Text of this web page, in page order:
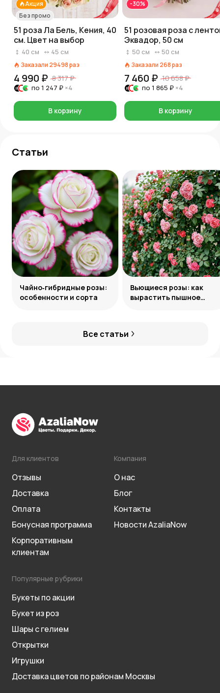
Акция
Без промо
51 роза Ла Бель, Кения, 40
см. Цвет на выбор
40 см 45 см
Заказали 29498раз
4 990 ₽ 8 317 ₽
по 1 247 ₽ ×4
В корзину
-30%
51 розовая роза с
Эквадор, 50 см
50 см 50 см
Заказали 268раз
7 460 ₽ 10 658 ₽
по 1 865 ₽ ×4
В корзину
Статьи
Все статьи
Чайно‑гибридные розы:
особенности и сорта
Вьющиеся розы: как
вырастить пышное
Для клиентов
Отзывы
Доставка
Оплата
Бонусная программа
Корпоративным
клиентам
Компания
О нас
Блог
Контакты
Новости AzaliaNow
Популярные рубрики
Букеты по акции
Букет из роз
Шары с гелием
Открытки
Игрушки
Доставка цветов по районам Москвы